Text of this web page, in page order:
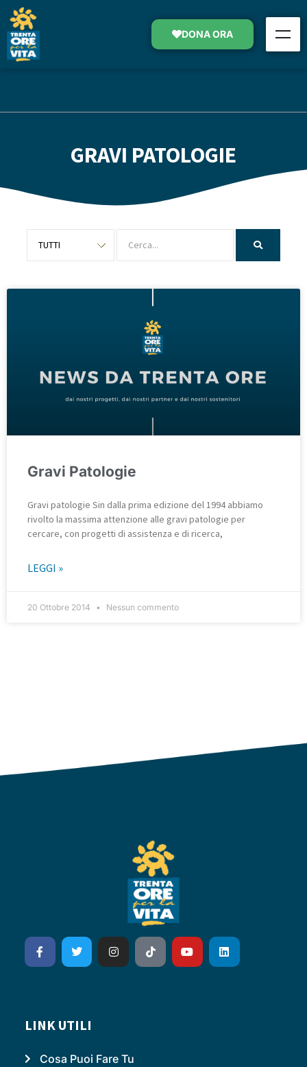
DONA ORA
GRAVI PATOLOGIE
Gravi Patologie
Gravi patologie Sin dalla prima edizione del 1994 abbiamo
rivolto la massima attenzione alle gravi patologie per
cercare, con progetti di assistenza e di ricerca,
LEGGI »
20 Ottobre 2014 Nessun commento
LINK UTILI
Cosa Puoi Fare Tu